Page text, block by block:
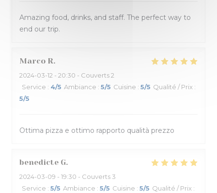
Amazing food, drinks, and staff. The perfect way to
end our trip.
Marco R
2024-03-12 - 20:30 - Couverts 2
Service : 4/5 Ambiance : 5/5 Cuisine : 5/5 Qualité / Prix :
5/5
Ottima pizza e ottimo rapporto qualità prezzo
benedicte G
2024-03-09 - 19:30 - Couverts 3
Service : 5/5 Ambiance : 5/5 Cuisine : 5/5 Qualité / Prix :